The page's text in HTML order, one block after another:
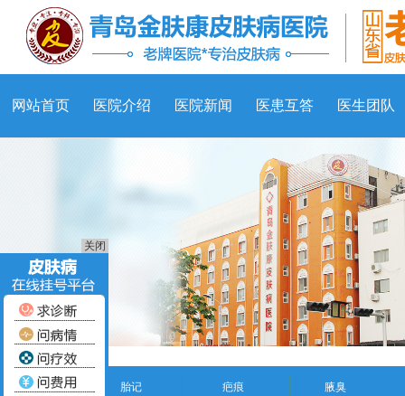
网站首页 医院介绍 医院新闻 医患互答 医生团队
胎记 疤痕
腋臭
关闭